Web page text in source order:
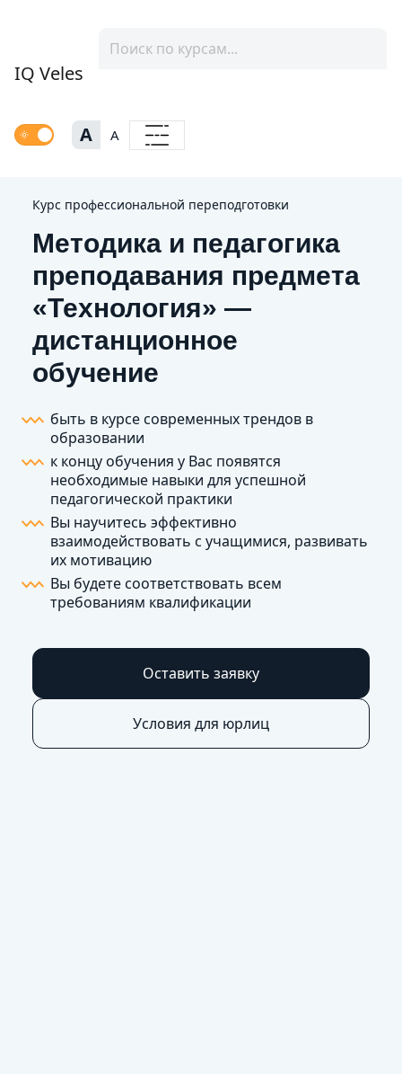
IQ Veles
A A
Курс профессиональной переподготовки
Методика и педагогика
преподавания предмета
«Технология» —
дистанционное
обучение
быть в курсе современных трендов в
образовании
к концу обучения у Вас появятся
необходимые навыки для успешной
педагогической практики
Вы научитесь эффективно
взаимодействовать с учащимися, развивать
их мотивацию
Вы будете соответствовать всем
требованиям квалификации
Оставить заявку
Условия для юрлиц